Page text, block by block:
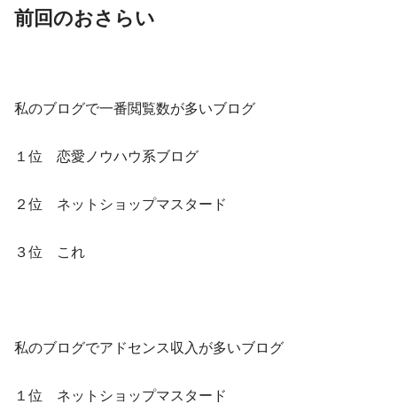
前回のおさらい
私のブログで一番閲覧数が多いブログ
１位 恋愛ノウハウ系ブログ
２位 ネットショップマスタード
３位 これ
私のブログでアドセンス収入が多いブログ
１位 ネットショップマスタード